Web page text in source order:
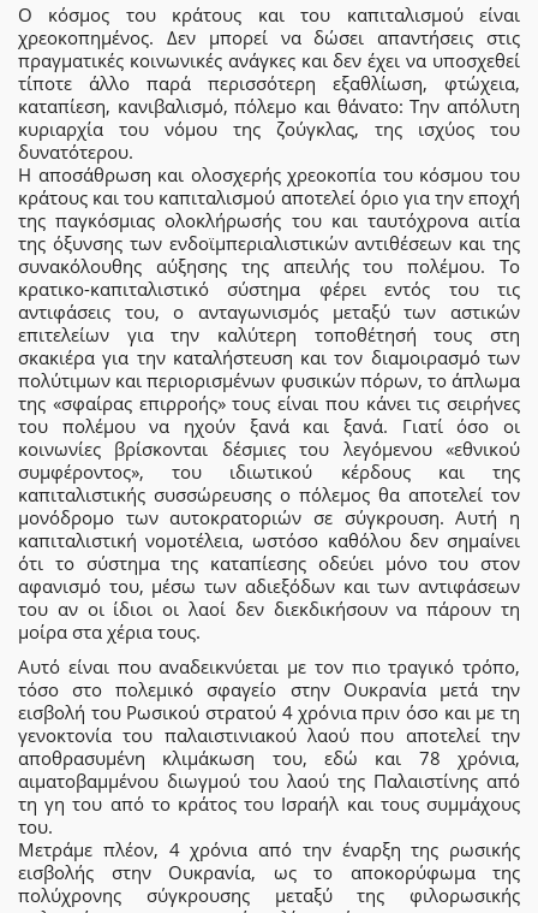
Ο κόσμος του κράτους και του καπιταλισμού είναι
χρεοκοπημένος. Δεν μπορεί να δώσει απαντήσεις στις
πραγματικές κοινωνικές ανάγκες και δεν έχει να υποσχεθεί
τίποτε άλλο παρά περισσότερη εξαθλίωση, φτώχεια,
καταπίεση, κανιβαλισμό, πόλεμο και θάνατο: Την απόλυτη
κυριαρχία του νόμου της ζούγκλας, της ισχύoς του
δυνατότερου.
Η αποσάθρωση και ολοσχερής χρεοκοπία του κόσμου του
κράτους και του καπιταλισμού αποτελεί όριο για την εποχή
της παγκόσμιας ολοκλήρωσής του και ταυτόχρονα αιτία
της όξυνσης των ενδοϊμπεριαλιστικών αντιθέσεων και της
συνακόλουθης αύξησης της απειλής του πολέμου. Το
κρατικο-καπιταλιστικό σύστημα φέρει εντός του τις
αντιφάσεις του, ο ανταγωνισμός μεταξύ των αστικών
επιτελείων για την καλύτερη τοποθέτησή τους στη
σκακιέρα για την καταλήστευση και τον διαμοιρασμό των
πολύτιμων και περιορισμένων φυσικών πόρων, το άπλωμα
της «σφαίρας επιρροής» τους είναι που κάνει τις σειρήνες
του πολέμου να ηχούν ξανά και ξανά. Γιατί όσο οι
κοινωνίες βρίσκονται δέσμιες του λεγόμενου «εθνικού
συμφέροντος», του ιδιωτικού κέρδους και της
καπιταλιστικής συσσώρευσης ο πόλεμος θα αποτελεί τον
μονόδρομο των αυτοκρατοριών σε σύγκρουση. Αυτή η
καπιταλιστική νομοτέλεια, ωστόσο καθόλου δεν σημαίνει
ότι το σύστημα της καταπίεσης οδεύει μόνο του στον
αφανισμό του, μέσω των αδιεξόδων και των αντιφάσεων
του αν οι ίδιοι οι λαοί δεν διεκδικήσουν να πάρουν τη
μοίρα στα χέρια τους.
Αυτό είναι που αναδεικνύεται με τον πιο τραγικό τρόπο,
τόσο στο πολεμικό σφαγείο στην Ουκρανία μετά την
εισβολή του Ρωσικού στρατού 4 χρόνια πριν όσο και με τη
γενοκτονία του παλαιστινιακού λαού που αποτελεί την
αποθρασυμένη κλιμάκωση του, εδώ και 78 χρόνια,
αιματοβαμμένου διωγμού του λαού της Παλαιστίνης από
τη γη του από το κράτος του Ισραήλ και τους συμμάχους
του.
Μετράμε πλέον, 4 χρόνια από την έναρξη της ρωσικής
εισβολής στην Ουκρανία, ως το αποκορύφωμα της
πολύχρονης σύγκρουσης μεταξύ της φιλορωσικής